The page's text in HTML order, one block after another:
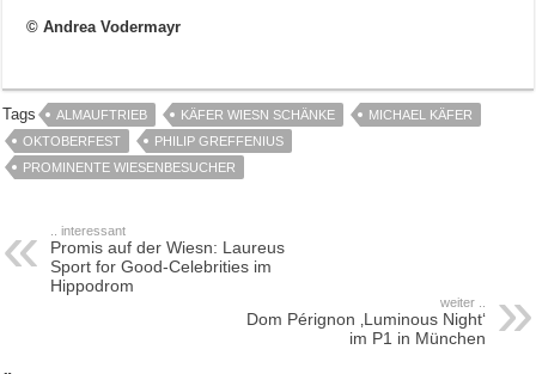
© Andrea Vodermayr
Tags ALMAUFTRIEB KÄFER WIESN SCHÄNKE
MICHAEL KÄFER
OKTOBERFEST
PHILIP GREFFENIUS
PROMINENTE WIESENBESUCHER
.. interessant
Promis auf der Wiesn: Laureus
Sport for Good-Celebrities im
Hippodrom
weiter ..
Dom Pérignon ‚Luminous Night‘
im P1 in München